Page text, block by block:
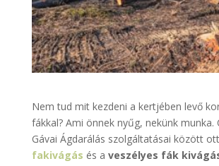
Nem tud mit kezdeni a kertjében levő
fákkal? Ami önnek nyűg, nekünk munka.
Gávai Ágdarálás szolgáltatásai között
fakivágás és a veszélyes fák